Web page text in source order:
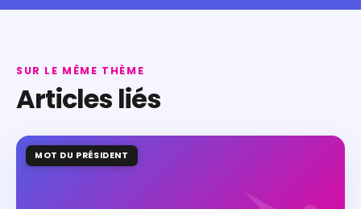
SUR LE MÊME THÈME
Articles liés
MOT DU PRÉSIDENT